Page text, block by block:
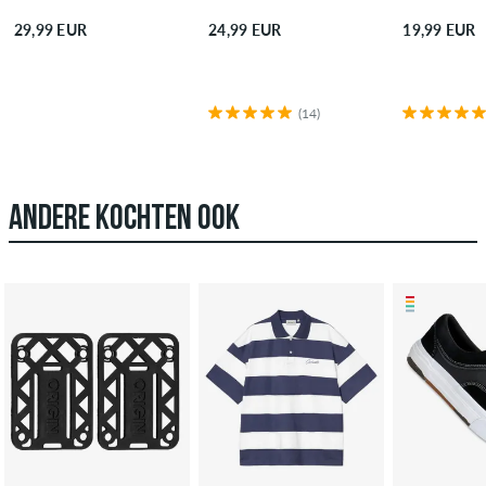
29,99 EUR 24,99 EUR
(14)
19,99 EUR
ANDERE KOCHTEN OOK